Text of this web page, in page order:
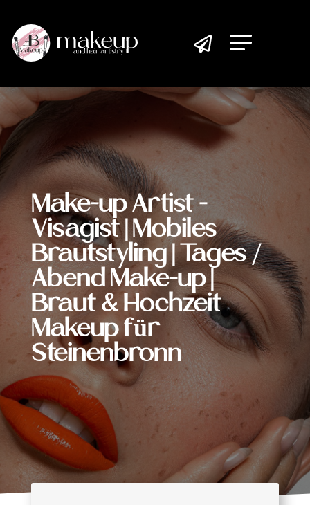

Make-up Artist -
Visagist | Mobiles
Brautstyling | Tages /
Abend Make-up |
Braut & Hochzeit
Makeup für
Steinenbronn